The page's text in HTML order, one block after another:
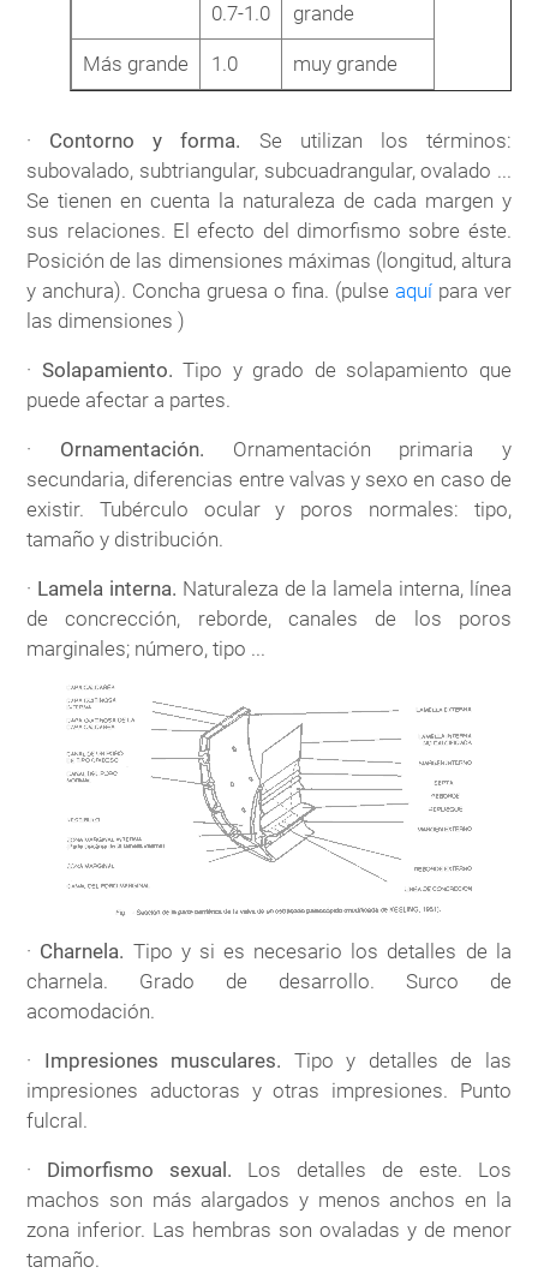
0.7-1.0 grande
Más grande 1.0 muy grande
· Contorno y forma. Se utilizan los términos:
subovalado, subtriangular, subcuadrangular, ovalado ...
Se tienen en cuenta la naturaleza de cada margen y
sus relaciones. El efecto del dimorfismo sobre éste.
Posición de las dimensiones máximas (longitud, altura
y anchura). Concha gruesa o fina. (pulse aquípara ver
las dimensiones )
· Solapamiento. Tipo y grado de solapamiento que
puede afectar a partes.
· Ornamentación. Ornamentación primaria y
secundaria, diferencias entre valvas y sexo en caso de
existir. Tubérculo ocular y poros normales: tipo,
tamaño y distribución.
· Lamela interna. Naturaleza de la lamela interna, línea
de concrección, reborde, canales de los poros
marginales; número, tipo ...
· Charnela. Tipo y si es necesario los detalles de la
charnela. Grado de desarrollo. Surco de
acomodación.
· Impresiones musculares. Tipo y detalles de las
impresiones aductoras y otras impresiones. Punto
fulcral.
· Dimorfismo sexual. Los detalles de este. Los
machos son más alargados y menos anchos en la
zona inferior. Las hembras son ovaladas y de menor
tamaño.